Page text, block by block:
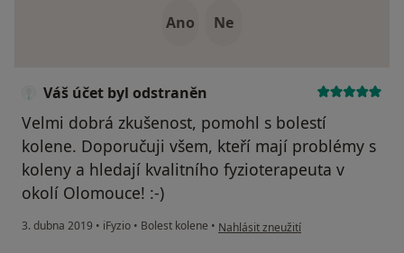
Ano Ne
Váš účet byl odstraněn
Velmi dobrá zkušenost, pomohl s bolestí
kolene. Doporučuji všem, kteří mají problémy s
koleny a hledají kvalitního fyzioterapeuta v
okolí Olomouce! :-)
3. dubna 2019 • iFyzio • Bolest kolene • podle názoru uživatele Váš účet byl
Nahlásit zneužití